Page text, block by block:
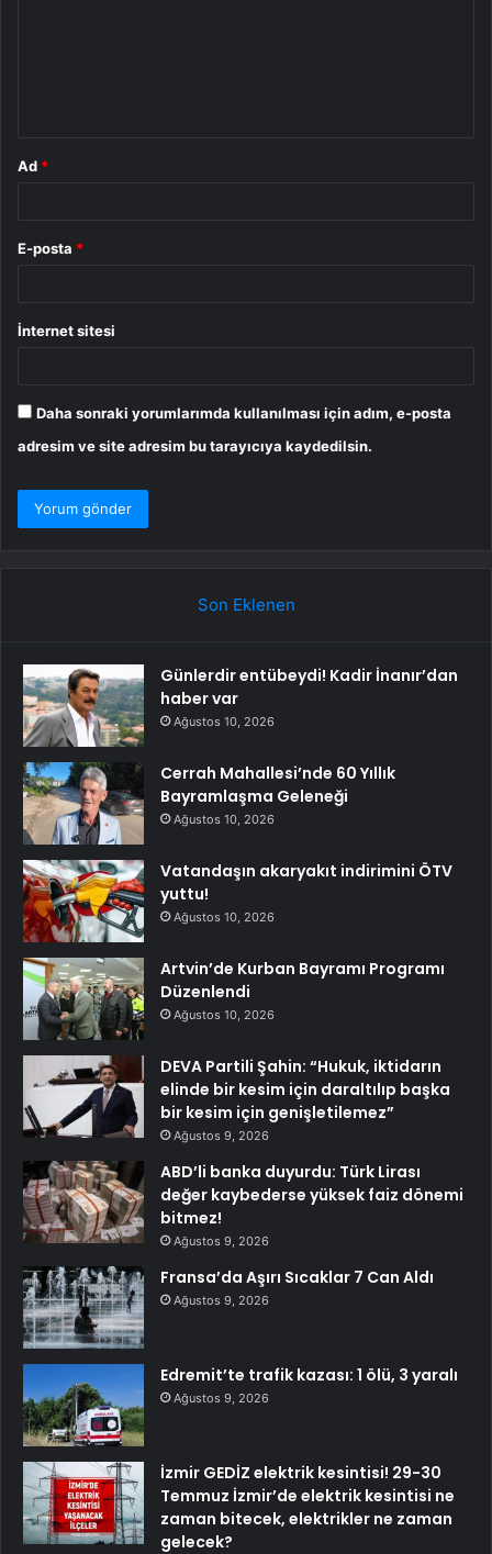
Ad *
E-posta *
İnternet sitesi
Daha sonraki yorumlarımda kullanılması için adım, e-posta
adresim ve site adresim bu tarayıcıya kaydedilsin.
Son Eklenen
Günlerdir entübeydi! Kadir İnanır’dan
haber var
Ağustos 10, 2026
Cerrah Mahallesi’nde 60 Yıllık
Bayramlaşma Geleneği
Ağustos 10, 2026
Vatandaşın akaryakıt indirimini ÖTV
yuttu!
Ağustos 10, 2026
Artvin’de Kurban Bayramı Programı
Düzenlendi
Ağustos 10, 2026
DEVA Partili Şahin: “Hukuk, iktidarın
elinde bir kesim için daraltılıp başka
bir kesim için genişletilemez”
Ağustos 9, 2026
ABD’li banka duyurdu: Türk Lirası
değer kaybederse yüksek faiz dönemi
bitmez!
Ağustos 9, 2026
Fransa’da Aşırı Sıcaklar 7 Can Aldı
Ağustos 9, 2026
Edremit’te trafik kazası: 1 ölü, 3 yaralı
Ağustos 9, 2026
İzmir GEDİZ elektrik kesintisi! 29-30
Temmuz İzmir’de elektrik kesintisi ne
zaman bitecek, elektrikler ne zaman
gelecek?